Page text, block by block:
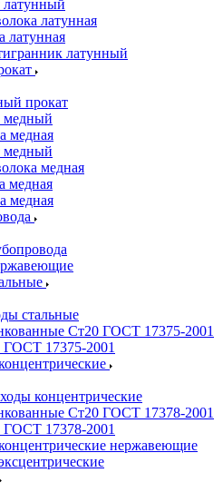
латунный
латунная
латунная
латунный
прокат
медный
медная
медный
медная
медная
медная
стальные
Ст20 ГОСТ 17375-2001
ГОСТ 17375-2001
концентрические
Ст20 ГОСТ 17378-2001
ГОСТ 17378-2001
нержавеющие